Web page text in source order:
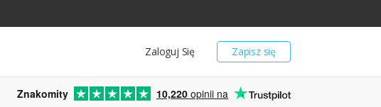
Zapisz się
Zaloguj Się
Znakomity 10,220 opinii na